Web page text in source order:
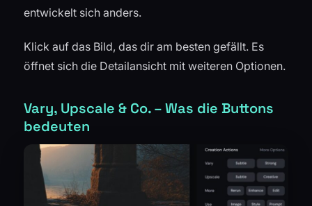
entwickelt sich anders.
Klick auf das Bild, das dir am besten gefällt. Es
öffnet sich die Detailansicht mit weiteren Optionen.
Vary, Upscale & Co. – Was die Buttons
bedeuten